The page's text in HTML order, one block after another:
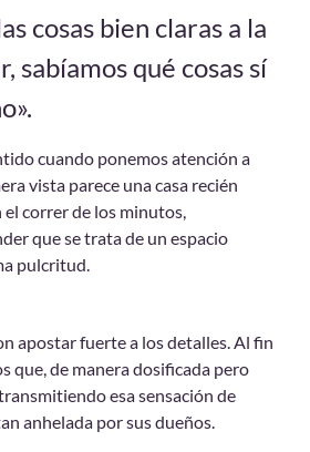
cosas bien claras a la
sabíamos qué cosas sí
.
cuando ponemos atención a
vista parece una casa recién
correr de los minutos,
que se trata de un espacio
pulcritud.
apostar fuerte a los detalles. Al fin
que, de manera dosificada pero
esa sensación de
anhelada por sus dueños.